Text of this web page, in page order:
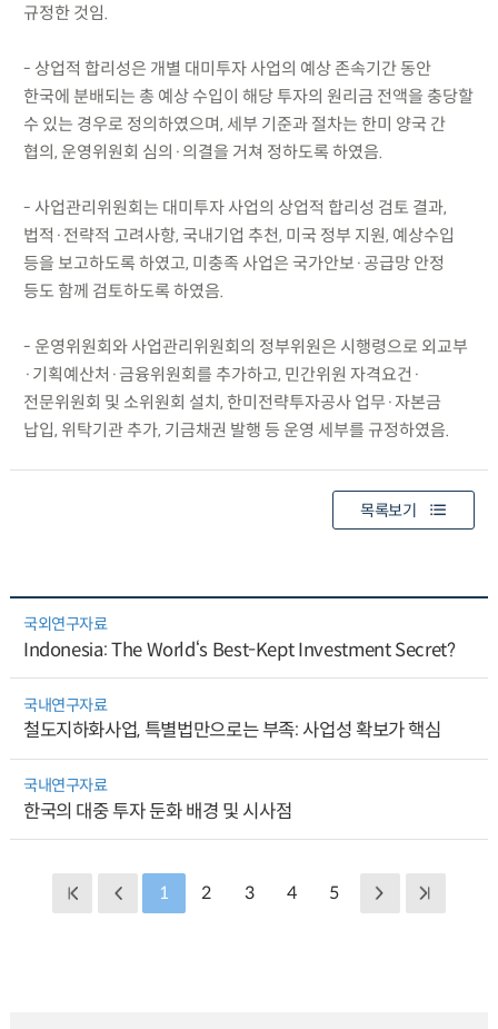
규정한 것임.
- 상업적 합리성은 개별 대미투자 사업의 예상 존속기간 동안
한국에 분배되는 총 예상 수입이 해당 투자의 원리금 전액을 충당할
수 있는 경우로 정의하였으며, 세부 기준과 절차는 한미 양국 간
협의, 운영위원회 심의·의결을 거쳐 정하도록 하였음.
- 사업관리위원회는 대미투자 사업의 상업적 합리성 검토 결과,
법적·전략적 고려사항, 국내기업 추천, 미국 정부 지원, 예상수입
등을 보고하도록 하였고, 미충족 사업은 국가안보·공급망 안정
등도 함께 검토하도록 하였음.
- 운영위원회와 사업관리위원회의 정부위원은 시행령으로 외교부
·기획예산처·금융위원회를 추가하고, 민간위원 자격요건·
전문위원회 및 소위원회 설치, 한미전략투자공사 업무·자본금
납입, 위탁기관 추가, 기금채권 발행 등 운영 세부를 규정하였음.
목록보기
국외연구자료
Indonesia: The World‘s Best-Kept Investment Secret?
국내연구자료
철도지하화사업, 특별법만으로는 부족: 사업성 확보가 핵심
국내연구자료
한국의 대중 투자 둔화 배경 및 시사점
1 2 3 4 5